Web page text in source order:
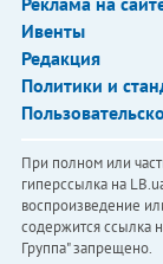
Ивенты
Редакция
Политики и
При полном или
гиперссылка на
воспроизведение
содержится ссылка
Группа" запрещено.